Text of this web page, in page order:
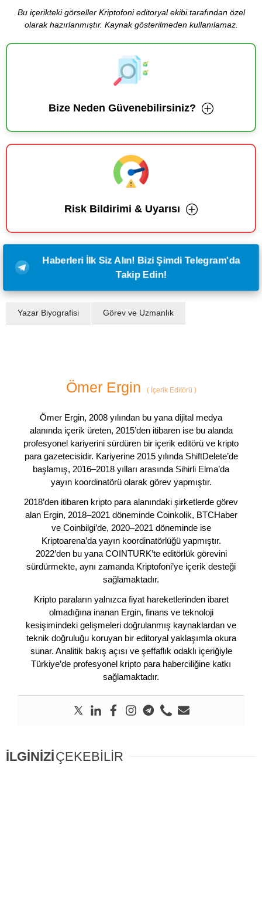
Bu içerikteki görseller Kriptofoni editoryal ekibi tarafından özel
olarak hazırlanmıştır. Kaynak gösterilmeden kullanılamaz.
Bize Neden Güvenebilirsiniz?
Risk Bildirimi & Uyarısı
Haberleri İlk Siz Alın! Bizi Şimdi Telegram'da
Takip Edin!
Yazar Biyografisi Görev ve Uzmanlık
Ömer Ergin (İçerik Editörü )
Ömer Ergin, 2008 yılından bu yana dijital medya
alanında içerik üreten, 2015’den itibaren ise bu alanda
profesyonel kariyerini sürdüren bir içerik editörü ve kripto
para gazetecisidir. Kariyerine 2015 yılında ShiftDelete’de
başlamış, 2016–2018 yılları arasında Sihirli Elma’da
yayın koordinatörü olarak görev yapmıştır.
2018’den itibaren kripto para alanındaki şirketlerde görev
alan Ergin, 2018–2021 döneminde Coinkolik, BTCHaber
ve Coinbilgi’de, 2020–2021 döneminde ise
Kriptoarena’da yayın koordinatörlüğü yapmıştır.
2022’den bu yana COINTURK’te editörlük görevini
sürdürmekte, aynı zamanda Kriptofoni’ye içerik desteği
sağlamaktadır.
Kripto paraların yalnızca fiyat hareketlerinden ibaret
olmadığına inanan Ergin, finans ve teknoloji
kesişimindeki gelişmeleri doğrulanmış kaynaklardan ve
teknik doğruluğu koruyan bir editoryal yaklaşımla okura
sunar. Analitik bakış açısı ve şeffaflık odaklı içeriğiyle
Türkiye’de profesyonel kripto para haberciliğine katkı
sağlamaktadır.
İLGİNİZİÇEKEBİLİR